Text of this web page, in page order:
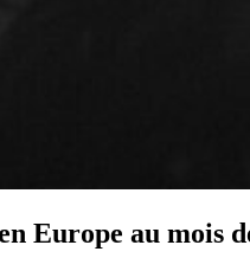
Europe au mois